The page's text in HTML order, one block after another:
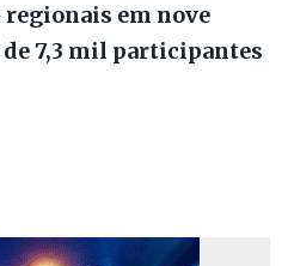
regionais em nove
de 7,3 mil participantes